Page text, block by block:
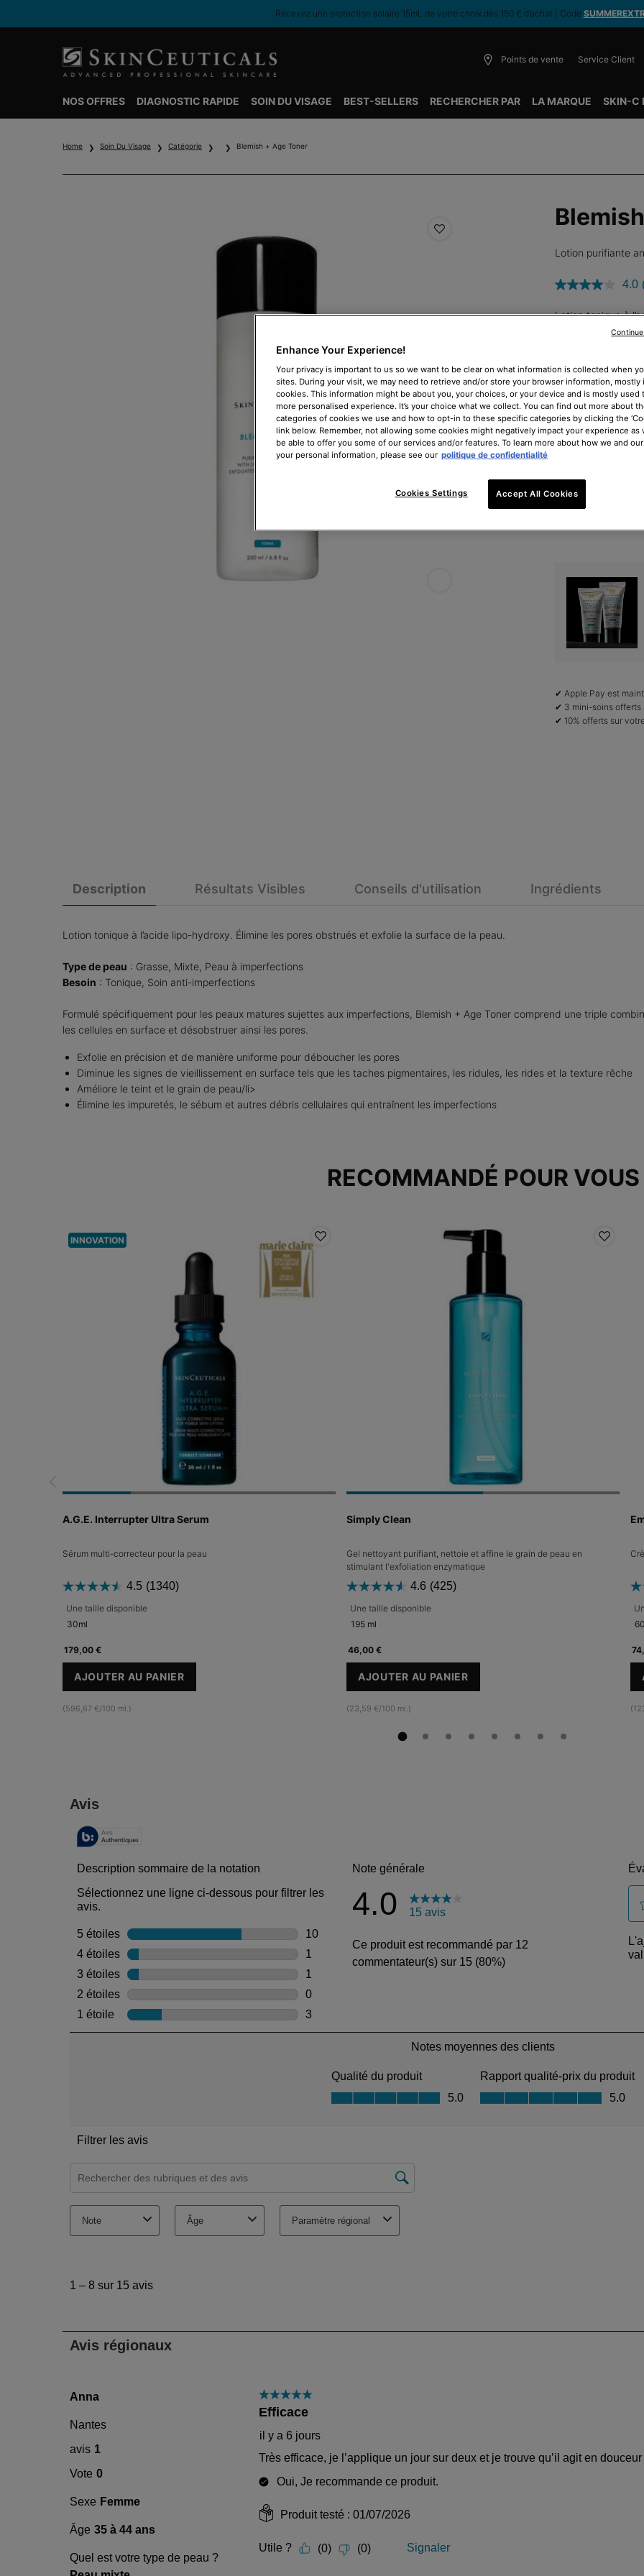
Recevez une protection solaire 15mL de votre choix dès 150 € d’achat | Code
Points de vente Service Client
NOS OFFRES DIAGNOSTIC RAPIDE SOIN DU VISAGE BEST-SELLERS RECHERCHER PAR LA MARQUE SKIN-C
Home Soin Du Visage Catégorie Blemish + Age Toner
Lotion purifiante
4.0
Lotion tonique à
la surface de la
Blemish + Age Toner - Zoom image
44,00 €
(22,00 €/100 ml.)
One taille only
Sélectionné
200 ml
44,00 €
, 1 of 1
Bonne nouvelle !
−
Quantité
✔ Apple Pay est
✔ 3 mini-soins offerts
✔ 10% offerts sur
Description Résultats Visibles Conseils d'utilisation Ingrédients
Lotion tonique à l’acide lipo-hydroxy. Élimine les pores obstrués et exfolie la surface de la peau.
Type de peau : Grasse, Mixte, Peau à imperfections
Besoin : Tonique, Soin anti-imperfections
Formulé spécifiquement pour les peaux matures sujettes aux imperfections, Blemish + Age Toner comprend une triple
les cellules en surface et désobstruer ainsi les pores.
Exfolie en précision et de manière uniforme pour déboucher les pores
Diminue les signes de vieillissement en surface tels que les taches pigmentaires, les ridules, les rides et la texture rêche
Améliore le teint et le grain de peau/li>
Élimine les impuretés, le sébum et autres débris cellulaires qui entraînent les imperfections
RECOMMANDÉ POUR VOUS
INNOVATION
A.G.E. Interrupter Ultra Serum
Sérum multi-correcteur pour la peau
4.5 (1340)
Une taille disponible
30ml
179,00 €
AJOUTER AU PANIER
A.G.E. INTERRUPTER ULTRA SERUM
(596,67 €/100 ml.)
Simply Clean
Gel nettoyant purifiant, nettoie et affine le grain de peau en
stimulant l'exfoliation enzymatique
4.6 (425)
Une taille disponible
195 ml
46,00 €
AJOUTER AU PANIER
SIMPLY CLEAN
(23,59 €/100 ml.)
Enhance Your Experience!
Your privacy is important to us so we want to be clear on what information is collected when
sites. During your visit, we may need to retrieve and/or store your browser information, mostly
cookies. This information might be about you, your choices, or your device and is mostly used
more personalised experience. It’s your choice what we collect. You can find out more about
categories of cookies we use and how to opt-in to these specific categories by clicking the
link below. Remember, not allowing some cookies might negatively impact your experience as
be able to offer you some of our services and/or features. To learn more about how we and
your personal information, please see our politique de confidentialité
Cookies Settings Accept All Cookies